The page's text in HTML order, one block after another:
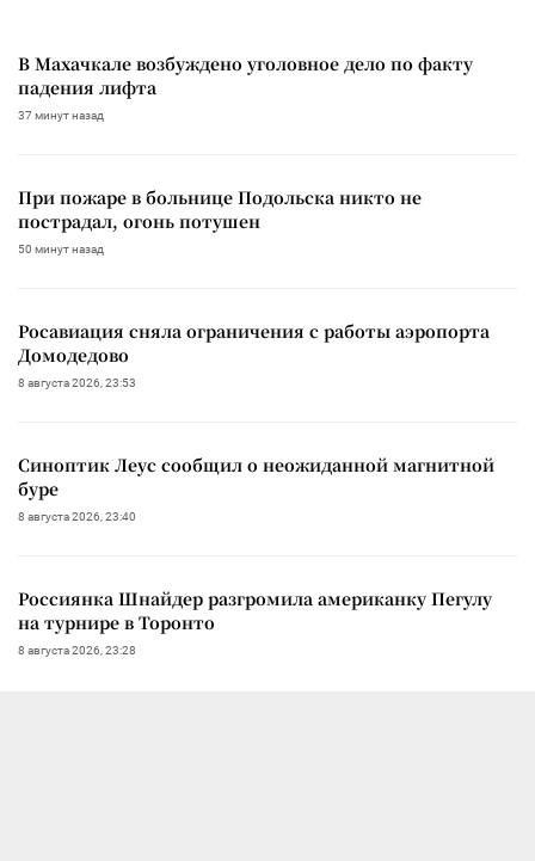
В Махачкале возбуждено уголовное дело по факту
падения лифта
37 минут назад
При пожаре в больнице Подольска никто не
пострадал, огонь потушен
50 минут назад
Росавиация сняла ограничения с работы аэропорта
Домодедово
8 августа 2026, 23:53
Синоптик Леус сообщил о неожиданной магнитной
буре
8 августа 2026, 23:40
Россиянка Шнайдер разгромила американку Пегулу
на турнире в Торонто
8 августа 2026, 23:28